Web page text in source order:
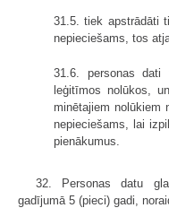
31.5. tiek apstrādāti
nepieciešams, tos
31.6. personas
leģitīmos nolūkos,
minētajiem nolūkiem
nepieciešams, lai
pienākumus.
32. Personas datu
gadījumā 5 (pieci) gadi,